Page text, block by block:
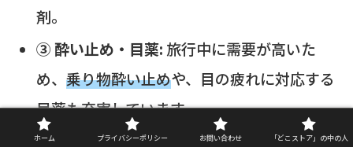
剤。
③ 酔い止め・目薬: 旅行中に需要が高いた
め、 乗り物酔い止めや、目の疲れに対応する
目薬も充実しています。
ホーム プライバシーポリシー お問い合わせ 「どこストア」の中の人